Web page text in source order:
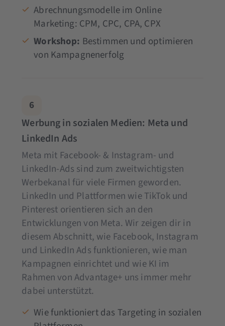
Abrechnungsmodelle im Online
Marketing: CPM, CPC, CPA, CPX
Workshop: Bestimmen und optimieren
von Kampagnenerfolg
6
Werbung in sozialen Medien: Meta und
LinkedIn Ads
Meta mit Facebook- & Instagram- und
LinkedIn-Ads sind zum zweitwichtigsten
Werbekanal für viele Firmen geworden.
LinkedIn und Plattformen wie TikTok und
Pinterest orientieren sich an den
Entwicklungen von Meta. Wir zeigen dir in
diesem Abschnitt, wie Facebook, Instagram
und LinkedIn Ads funktionieren, wie man
Kampagnen einrichtet und wie KI im
Rahmen von Advantage+ uns immer mehr
dabei unterstützt.
Wie funktioniert das Targeting in sozialen